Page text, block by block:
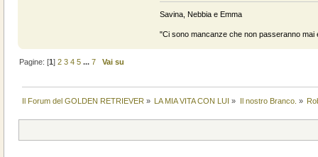
Savina, Nebbia e Emma
"Ci sono mancanze che non passeranno
Pagine: [1]2 3 4 5 ...7 Vai su
Il Forum del GOLDEN RETRIEVER » LA MIA VITA CON LUI » Il nostro Branco. »